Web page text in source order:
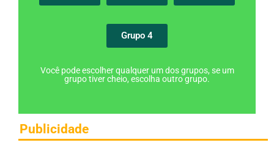
Grupo 4
Você pode escolher qualquer um dos grupos, se um
grupo tiver cheio, escolha outro grupo.
Publicidade